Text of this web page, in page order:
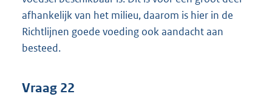
afhankelijk van het milieu, daarom is hier in de
Richtlijnen goede voeding ook aandacht aan
besteed.
Vraag 22